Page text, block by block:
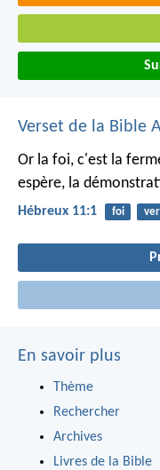
Verset de la Bible
Or la foi, c'est la
espère, la
Hébreux 11:1 foi
En savoir plus
Thème
Rechercher
Archives
Livres de la Bible